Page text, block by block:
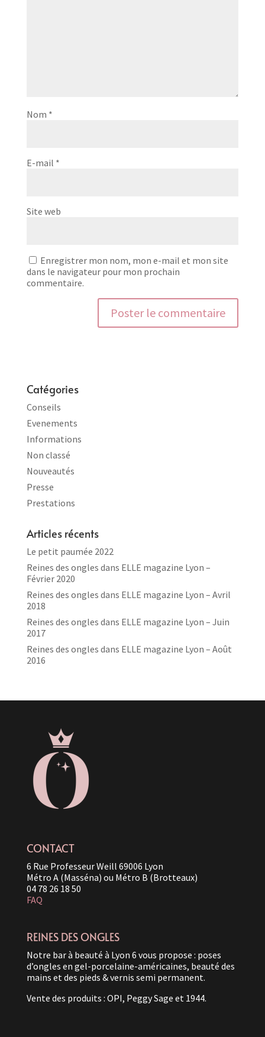
Nom *
E-mail *
Site web
Enregistrer mon nom, mon e-mail et mon site
dans le navigateur pour mon prochain
commentaire.
Catégories
Conseils
Evenements
Informations
Non classé
Nouveautés
Presse
Prestations
Articles récents
Le petit paumée 2022
Reines des ongles dans ELLE magazine Lyon –
Février 2020
Reines des ongles dans ELLE magazine Lyon – Avril
2018
Reines des ongles dans ELLE magazine Lyon – Juin
2017
Reines des ongles dans ELLE magazine Lyon – Août
2016
CONTACT
6 Rue Professeur Weill 69006 Lyon
Métro A (Masséna) ou Métro B (Brotteaux)
04 78 26 18 50
FAQ
REINES DES ONGLES
Notre bar à beauté à Lyon 6 vous propose : poses
d’ongles en gel-porcelaine-américaines, beauté des
mains et des pieds & vernis semi permanent.
Vente des produits : OPI, Peggy Sage et 1944.